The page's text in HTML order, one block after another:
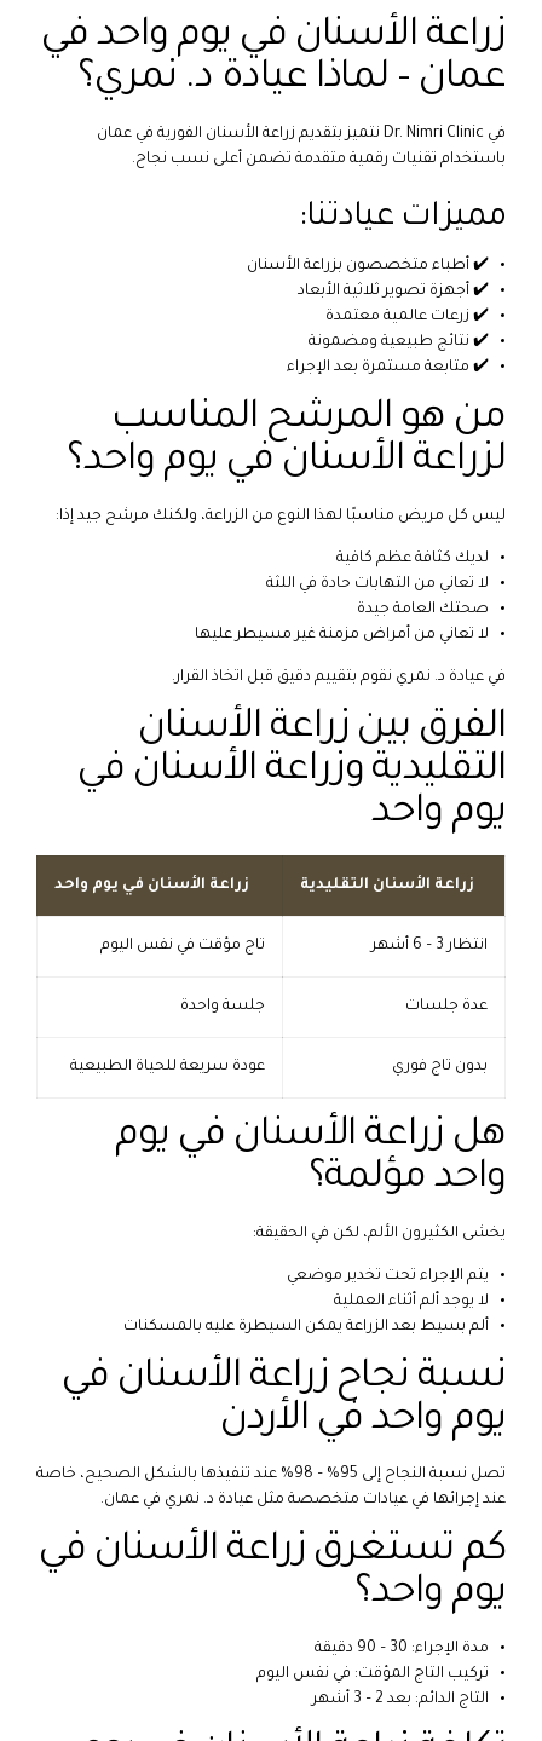
زراعة الأسنان في يوم واحد في
عمان – لماذا عيادة د. نمري؟
في Dr. Nimri Clinic نتميز بتقديم زراعة الأسنان الفورية في عمان
باستخدام تقنيات رقمية متقدمة تضمن أعلى نسب نجاح.
مميزات عيادتنا:
✔️ أطباء متخصصون بزراعة الأسنان
✔️ أجهزة تصوير ثلاثية الأبعاد
✔️ زرعات عالمية معتمدة
✔️ نتائج طبيعية ومضمونة
✔️ متابعة مستمرة بعد الإجراء
من هو المرشح المناسب
لزراعة الأسنان في يوم واحد؟
ليس كل مريض مناسبًا لهذا النوع من الزراعة، ولكنك مرشح جيد إذا:
لديك كثافة عظم كافية
لا تعاني من التهابات حادة في اللثة
صحتك العامة جيدة
لا تعاني من أمراض مزمنة غير مسيطر عليها
في عيادة د. نمري نقوم بتقييم دقيق قبل اتخاذ القرار.
الفرق بين زراعة الأسنان
التقليدية وزراعة الأسنان في
يوم واحد
زراعة الأسنان التقليدية زراعة الأسنان في يوم واحد
انتظار 3 – 6 أشهر تاج مؤقت في نفس اليوم
عدة جلسات جلسة واحدة
بدون تاج فوري عودة سريعة للحياة الطبيعية
هل زراعة الأسنان في يوم
واحد مؤلمة؟
يخشى الكثيرون الألم، لكن في الحقيقة:
يتم الإجراء تحت تخدير موضعي
لا يوجد ألم أثناء العملية
ألم بسيط بعد الزراعة يمكن السيطرة عليه بالمسكنات
نسبة نجاح زراعة الأسنان في
يوم واحد في الأردن
تصل نسبة النجاح إلى 95% – 98% عند تنفيذها بالشكل الصحيح، خاصة
عند إجرائها في عيادات متخصصة مثل عيادة د. نمري في عمان.
كم تستغرق زراعة الأسنان في
يوم واحد؟
مدة الإجراء: 30 – 90 دقيقة
تركيب التاج المؤقت: في نفس اليوم
التاج الدائم: بعد 2 – 3 أشهر